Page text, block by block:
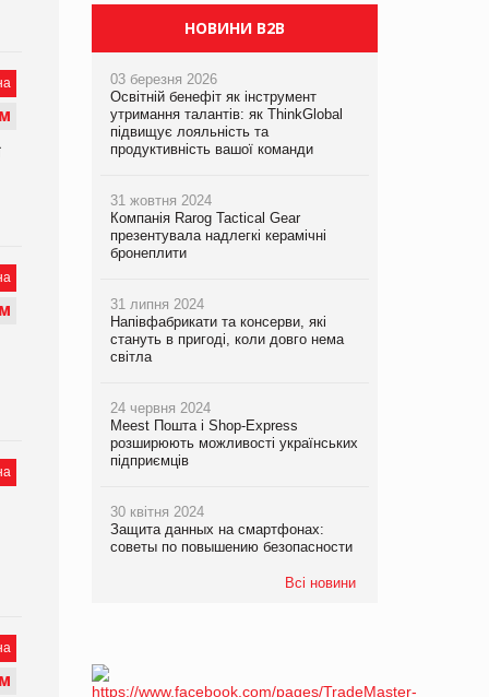
М
М
М
НОВИНИ B2B
03 березня 2026
Освітній бенефіт як інструмент
утримання талантів: як ThinkGlobal
підвищує лояльність та
продуктивність вашої команди
31 жовтня 2024
Компанія Rarog Tactical Gear
презентувала надлегкі керамічні
бронеплити
31 липня 2024
Напівфабрикати та консерви, які
стануть в пригоді, коли довго нема
світла
24 червня 2024
Meest Пошта і Shop-Express
розширюють можливості українських
підприємців
30 квітня 2024
Защита данных на смартфонах:
советы по повышению безопасности
Всі новини